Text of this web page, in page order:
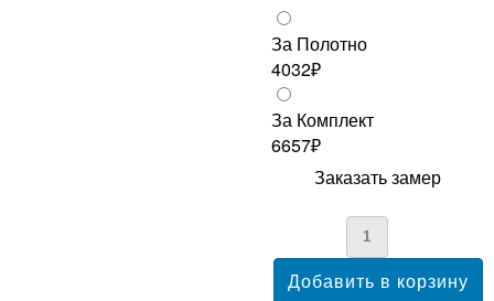
За Полотно
4032₽
За Комплект
6657₽
Заказать замер